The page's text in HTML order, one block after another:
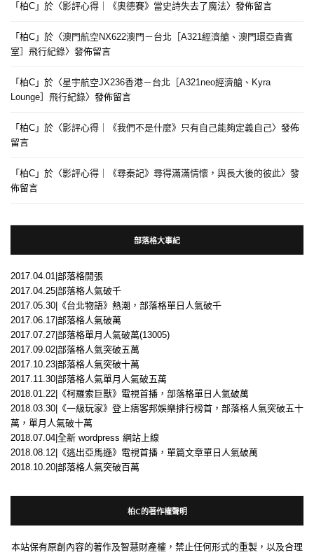
「 柏C 」於〈影評心得｜《奧德賽》當史詩失去了魔法〉發佈留言
「 柏C 」於〈澳門航空NX622澳門－台北［A321經濟艙、澳門環亞貴賓
室］飛行紀錄〉發佈留言
「 柏C 」於〈星宇航空JX236香港－台北［A321neo經濟艙、Kyra
Lounge］飛行紀錄〉發佈留言
「 柏C 」於〈影評心得｜《我們不是什麼》只有自己能夠定義自己〉發佈
留言
「 柏C 」於〈影評心得｜《尋秦記》尋得滿滿情懷，與長大後的彼此〉發
佈留言
部落格大事紀
2017.04.01|部落格開張
2017.04.25|部落格人氣破千
2017.05.30|《台北物語》熱潮，部落格單日人氣破千
2017.06.17|部落格人氣破萬
2017.07.27|部落格單月人氣破萬(13005)
2017.09.02|部落格人氣突破五萬
2017.10.23|部落格人氣突破十萬
2017.11.30|部落格人氣單月人氣破五萬
2018.01.22|《柯羅索巨獸》電視首播，部落格單日人氣破萬
2018.03.30|《一級玩家》登上痞客邦娛樂排行榜首，部落格人氣突破五十
萬，單月人氣破十萬
2018.07.04|全新 wordpress 網站上線
2018.08.12|《逃出亞馬遜》電視首播，單篇文章單日人氣破萬
2018.10.20|部落格人氣突破百萬
柏C的著作權聲明
本站保有原創內容的著作及智慧財產權，禁止任何形式的重製，以及合理